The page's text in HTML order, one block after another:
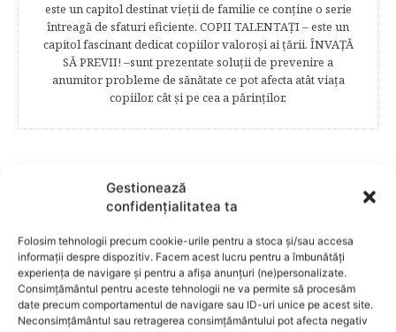
Gestionează
confidențialitatea ta
Folosim tehnologii precum cookie-urile pentru a stoca și/sau accesa
informații despre dispozitiv. Facem acest lucru pentru a îmbunătăți
experiența de navigare și pentru a afișa anunțuri (ne)personalizate.
Consimțământul pentru aceste tehnologii ne va permite să procesăm
date precum comportamentul de navigare sau ID-uri unice pe acest site.
Neconsimțământul sau retragerea consimțământului pot afecta negativ
este un capitol destinat vieţii de familie ce conţine o serie
întreagă de sfaturi eficiente. COPII TALENTAŢI – este un
capitol fascinant dedicat copiilor valoroși ai țării. ÎNVAŢĂ
SĂ PREVII! –sunt prezentate soluţii de prevenire a
anumitor probleme de sănătate ce pot afecta atât viaţa
copiilor, cât şi pe cea a părinţilor.